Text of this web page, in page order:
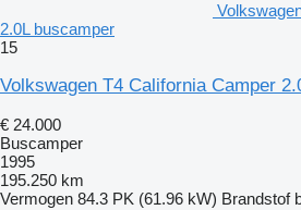
2.0L buscamper
15
Volkswagen T4 California Camper
€ 24.000
Buscamper
1995
195.250 km
Vermogen 84.3 PK (61.96 kW) Brandstof